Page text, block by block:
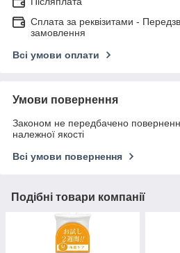
Сплата за реквізитами -
замовлення
Всі умови оплати
Умови повернення
Законом не передбачено
належної якості
Всі умови повернення
Подібні товари компанії